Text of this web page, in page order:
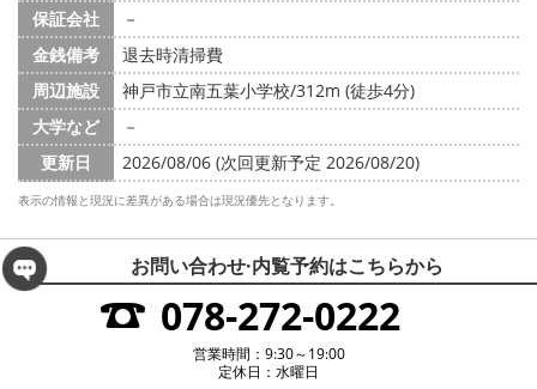
保証会社
－
金銭備考
退去時清掃費
周辺施設
神戸市立南五葉小学校/312m (徒歩4分)
大学など
－
更新日
2026/08/06 (次回更新予定 2026/08/20)
表示の情報と現況に差異がある場合は現況優先となります。
お問い合わせ·内覧予約はこちらから
078-272-0222
営業時間：9:30～19:00
定休日：水曜日